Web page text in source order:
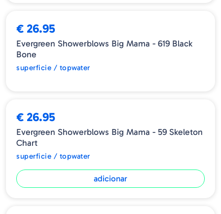
€ 26.95
Evergreen Showerblows Big Mama - 619 Black
Bone
superficie / topwater
€ 26.95
Evergreen Showerblows Big Mama - 59 Skeleton
Chart
superficie / topwater
adicionar